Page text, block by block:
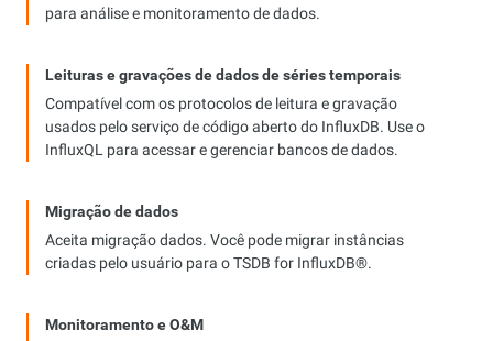
para análise e monitoramento de dados.
Leituras e gravações de dados de séries temporais
Compatível com os protocolos de leitura e gravação
usados pelo serviço de código aberto do InfluxDB. Use o
InfluxQL para acessar e gerenciar bancos de dados.
Migração de dados
Aceita migração dados. Você pode migrar instâncias
criadas pelo usuário para o TSDB for InfluxDB®.
Monitoramento e O&M